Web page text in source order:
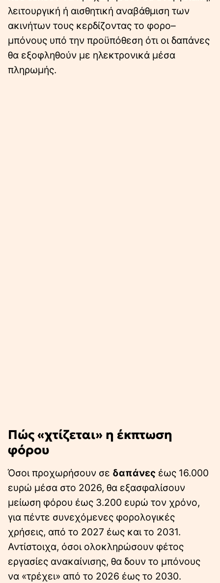
λειτουργική ή αισθητική αναβάθμιση των
ακινήτων τους κερδίζοντας το φορο–
μπόνους υπό την προϋπόθεση ότι οι δαπάνες
θα εξοφληθούν με ηλεκτρονικά μέσα
πληρωμής.
Πώς «χτίζεται» η έκπτωση
φόρου
Όσοι προχωρήσουν σε δαπάνες έως 16.000
ευρώ μέσα στο 2026, θα εξασφαλίσουν
μείωση φόρου έως 3.200 ευρώ τον χρόνο,
για πέντε συνεχόμενες φορολογικές
χρήσεις, από το 2027 έως και το 2031.
Αντίστοιχα, όσοι ολοκληρώσουν φέτος
εργασίες ανακαίνισης, θα δουν το μπόνους
να «τρέχει» από το 2026 έως το 2030.